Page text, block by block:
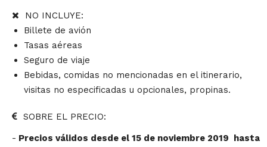
NO INCLUYE:
Billete de avión
Tasas aéreas
Seguro de viaje
Bebidas, comidas no mencionadas en el itinerario,
visitas no especificadas u opcionales, propinas.
SOBRE EL PRECIO:
- Precios válidos desde el 15 de noviembre 2019 hasta